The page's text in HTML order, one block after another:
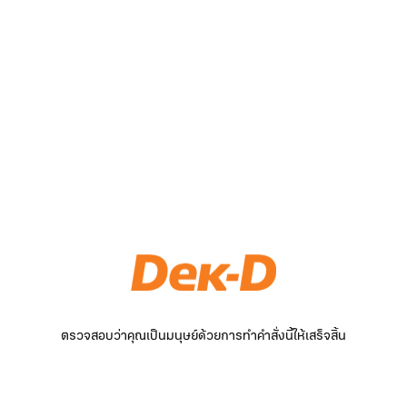
ตรวจสอบว่าคุณเป็นมนุษย์ด้วยการทำคำสั่งนี้ให้เสร็จสิ้น